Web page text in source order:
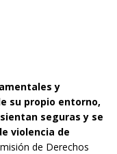
y
su propio entorno,
seguras y se
violencia de
de Derechos